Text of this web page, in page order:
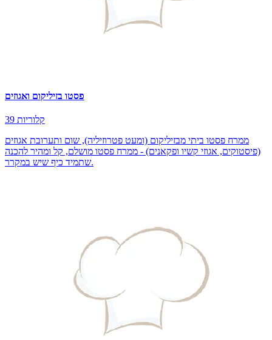
פסטו בזיליקום ואגוזים
39 קלוריות
ממרח פסטו ביתי מבזיליקום (ומעט פטרוזיליה), שום ותערובת אגוזים
(פיסטוקים, אגוזי קשיו ופקאנים) - ממרח פסטו מושלם, קל ומהיר להכנה
שתמיד כיף שיש במקרר.